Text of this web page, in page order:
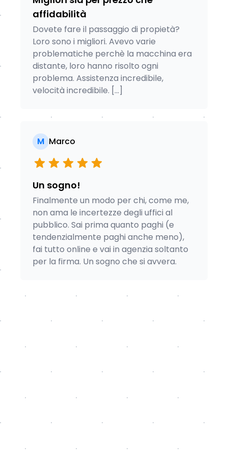
affidabilità
Dovete fare il passaggio di propietà?
Loro sono i migliori. Avevo varie
problematiche perchè la macchina era
distante, loro hanno risolto ogni
problema. Assistenza incredibile,
velocità incredibile. [...]
M Marco
Un sogno!
Finalmente un modo per chi, come me,
non ama le incertezze degli uffici al
pubblico. Sai prima quanto paghi (e
tendenzialmente paghi anche meno),
fai tutto online e vai in agenzia soltanto
per la firma. Un sogno che si avvera.